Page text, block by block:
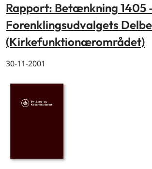
Rapport: Betænkning 1405
Forenklingsudvalgets
(Kirkefunktionærområdet)
30-11-2001